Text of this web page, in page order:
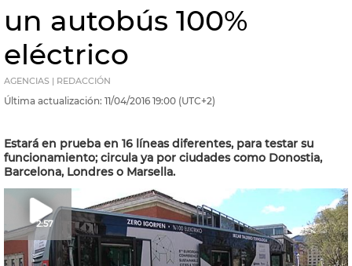
un autobús 100%
eléctrico
AGENCIAS | REDACCIÓN
Última actualización: 11/04/2016 19:00 (UTC+2)
Estará en prueba en 16 líneas diferentes, para testar su
funcionamiento; circula ya por ciudades como Donostia,
Barcelona, Londres o Marsella.
2:57